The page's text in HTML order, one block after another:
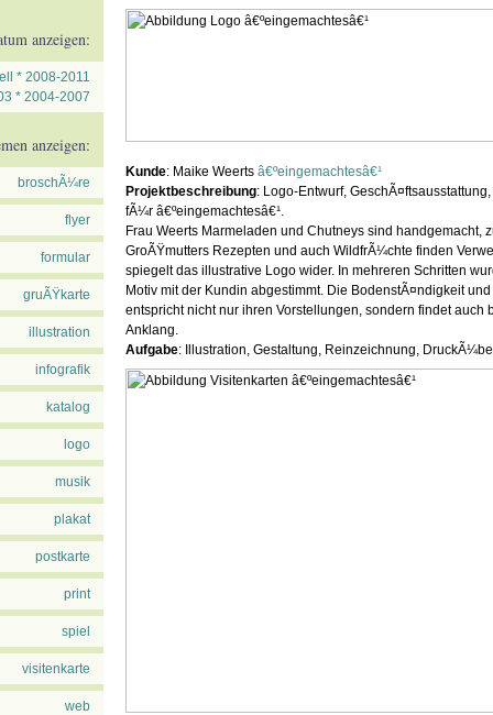
anzeigen:
* 2008-2011
* 2004-2007
anzeigen:
broschÃ¼re
flyer
formular
gruÃŸkarte
illustration
infografik
katalog
logo
musik
plakat
postkarte
print
spiel
visitenkarte
web
Kunde: Maike Weerts â€ºeingemachtesâ€¹
Projektbeschreibung: Logo-Entwurf,
fÃ¼r â€ºeingemachtesâ€¹.
Frau Weerts Marmeladen und Chutneys sind handgemacht,
GroÃŸmutters Rezepten und auch WildfrÃ¼chte finden
spiegelt das illustrative Logo wider. In mehreren Schritten
Motiv mit der Kundin abgestimmt. Die BodenstÃ¤ndigkeit
entspricht nicht nur ihren Vorstellungen, sondern findet auch
Anklang.
Aufgabe: Illustration, Gestaltung, Reinzeichnung,